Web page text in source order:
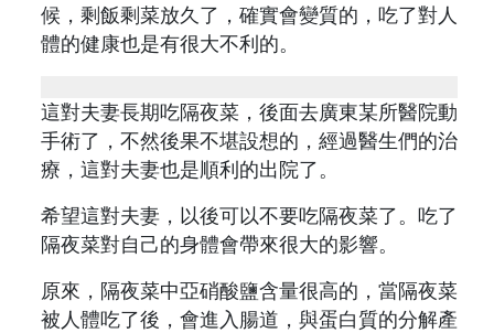
候，剩飯剩菜放久了，確實會變質的，吃了對人
體的健康也是有很大不利的。
這對夫妻長期吃隔夜菜，後面去廣東某所醫院動
手術了，不然後果不堪設想的，經過醫生們的治
療，這對夫妻也是順利的出院了。
希望這對夫妻，以後可以不要吃隔夜菜了。吃了
隔夜菜對自己的身體會帶來很大的影響。
原來，隔夜菜中亞硝酸鹽含量很高的，當隔夜菜
被人體吃了後，會進入腸道，與蛋白質的分解產